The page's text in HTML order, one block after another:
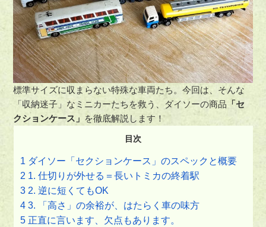
標準サイズに収まらない特殊な車両たち。今回は、そんな
「収納迷子」なミニカーたちを救う、ダイソーの商品 「セ
クションケース」 を徹底解説します！
目次
1 ダイソー「セクションケース」のスペックと概要
2 1. 仕切りが外せる＝長いトミカの終着駅
32. 逆に短くてもOK
43. 「高さ」の余裕が、はたらく車の味方
5正直に言います、欠点もあります。